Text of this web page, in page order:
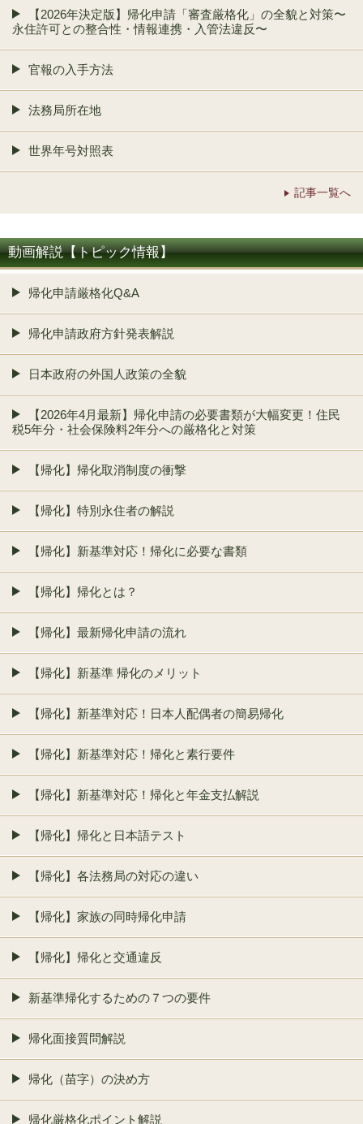
【2026年決定版】帰化申請「審査厳格化」の全貌と対策〜
永住許可との整合性・情報連携・入管法違反〜
官報の入手方法
法務局所在地
世界年号対照表
記事一覧へ
動画解説【トピック情報】
帰化申請厳格化Q&A
帰化申請政府方針発表解説
日本政府の外国人政策の全貌
【2026年4月最新】帰化申請の必要書類が大幅変更！住民
税5年分・社会保険料2年分への厳格化と対策
【帰化】帰化取消制度の衝撃
【帰化】特別永住者の解説
【帰化】新基準対応！帰化に必要な書類
【帰化】帰化とは？
【帰化】最新帰化申請の流れ
【帰化】新基準 帰化のメリット
【帰化】新基準対応！日本人配偶者の簡易帰化
【帰化】新基準対応！帰化と素行要件
【帰化】新基準対応！帰化と年金支払解説
【帰化】帰化と日本語テスト
【帰化】各法務局の対応の違い
【帰化】家族の同時帰化申請
【帰化】帰化と交通違反
新基準帰化するための７つの要件
帰化面接質問解説
帰化（苗字）の決め方
帰化厳格化ポイント解説